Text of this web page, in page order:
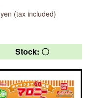
yen (tax included)
Stock: 〇